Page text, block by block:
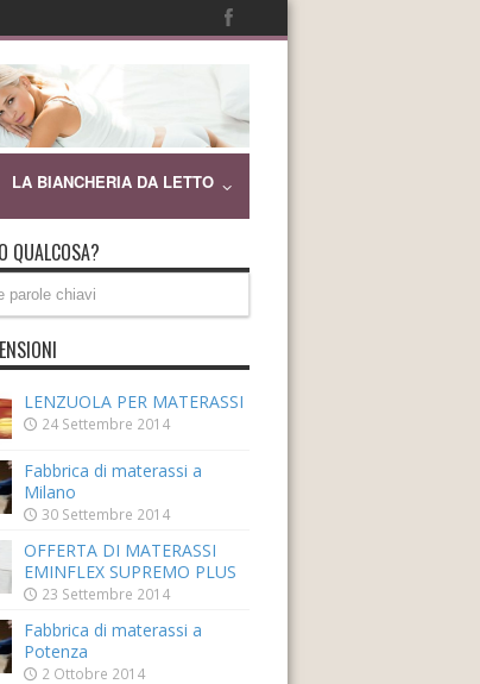
LA BIANCHERIA DA LETTO
QUALCOSA?
LENZUOLA PER MATERASSI
24 Settembre 2014
Fabbrica di materassi a
Milano
30 Settembre 2014
OFFERTA DI MATERASSI
EMINFLEX SUPREMO PLUS
23 Settembre 2014
Fabbrica di materassi a
Potenza
2 Ottobre 2014